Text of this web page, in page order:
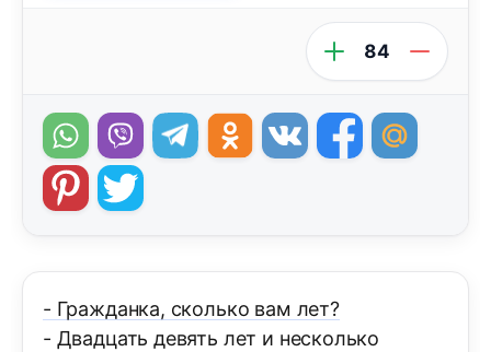
84
- Гражданка, сколько вам лет?
- Двадцать девять лет и несколько